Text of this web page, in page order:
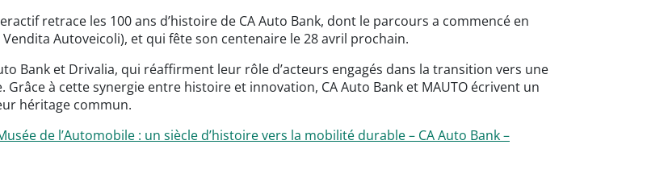
retrace les 100 ans d’histoire de CA Auto Bank, dont le parcours a commencé en
Autoveicoli), et qui fête son centenaire le 28 avril prochain.
Bank et Drivalia, qui réaffirment leur rôle d’acteurs engagés dans la transition vers une
à cette synergie entre histoire et innovation, CA Auto Bank et MAUTO écrivent un
héritage commun.
de l’Automobile : un siècle d’histoire vers la mobilité durable – CA Auto Bank –